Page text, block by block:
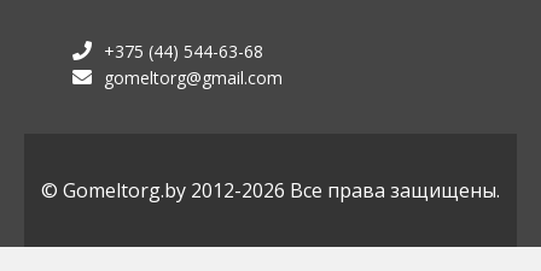
+375 (44) 544-63-68
gomeltorg@gmail.com
© Gomeltorg.by 2012-2026 Все права защищены.